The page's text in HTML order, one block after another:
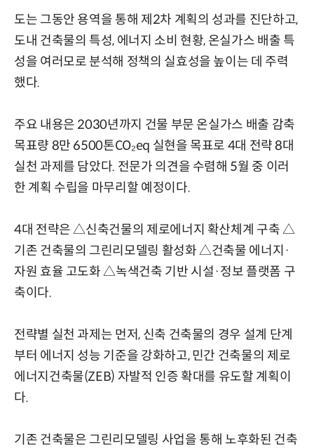
도는 그동안 용역을 통해 제2차 계획의 성과를 진단하고,
도내 건축물의 특성, 에너지 소비 현황, 온실가스 배출 특
성을 여러모로 분석해 정책의 실효성을 높이는 데 주력
했다.
주요 내용은 2030년까지 건물 부문 온실가스 배출 감축
목표량 8만 6500톤CO₂eq 실현을 목표로 4대 전략 8대
실천 과제를 담았다. 전문가 의견을 수렴해 5월 중 이러
한 계획 수립을 마무리할 예정이다.
4대 전략은 △신축건물의 제로에너지 확산체계 구축 △
기존 건축물의 그린리모델링 활성화 △건축물 에너지·
자원 효율 고도화 △녹색건축 기반 시설·정보 플랫폼 구
축이다.
전략별 실천 과제는 먼저, 신축 건축물의 경우 설계 단계
부터 에너지 성능 기준을 강화하고, 민간 건축물의 제로
에너지건축물(ZEB) 자발적 인증 확대를 유도할 계획이
다.
기존 건축물은 그린리모델링 사업을 통해 노후화된 건축